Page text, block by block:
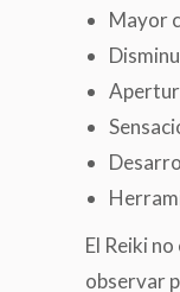
Mayor
El Reiki
observar